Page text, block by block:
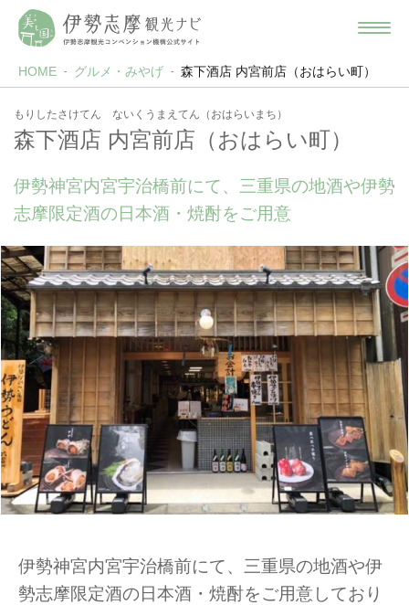
HOME グルメ・みやげ 森下酒店 内宮前店（おはらい町）
もりしたさけてん ないくうまえてん（おはらいまち）
森下酒店 内宮前店（おはらい町）
伊勢神宮内宮宇治橋前にて、三重県の地酒や伊勢
志摩限定酒の日本酒・焼酎をご用意
伊勢神宮内宮宇治橋前にて、三重県の地酒や伊
勢志摩限定酒の日本酒・焼酎をご用意しており